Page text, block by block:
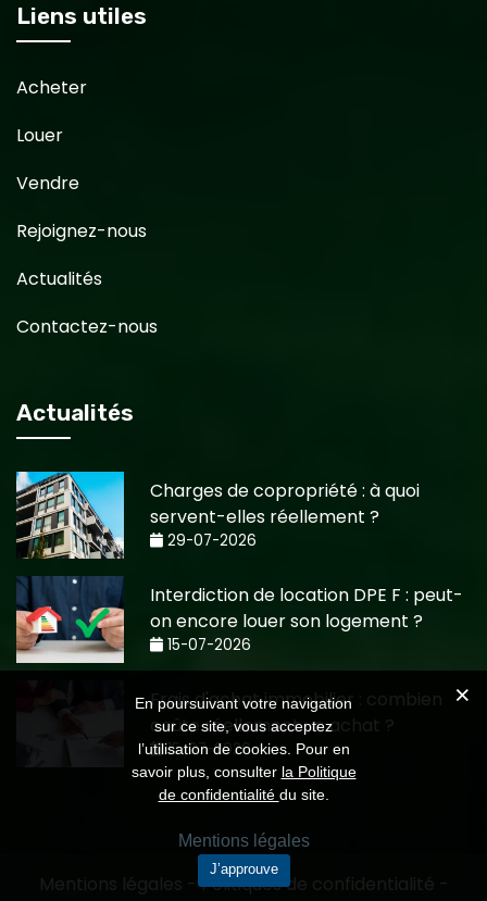
Liens utiles
Acheter
Louer
Vendre
Rejoignez-nous
Actualités
Contactez-nous
Actualités
Charges de copropriété : à quoi
servent-elles réellement ?
29-07-2026
Interdiction de location DPE F : peut-
on encore louer son logement ?
15-07-2026
Frais d'achat immobilier : combien
coûte réellement un achat ?
15-07-2026
-Politiques de confidentialité
En poursuivant votre navigation
sur ce site, vous acceptez
l’utilisation de cookies. Pour en
savoir plus, consulter la Politique
de confidentialité du site.
Mentions légales
J’approuve